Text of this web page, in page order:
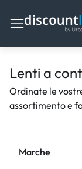
Lenti a
Ordinate le
assortimento e
Marche